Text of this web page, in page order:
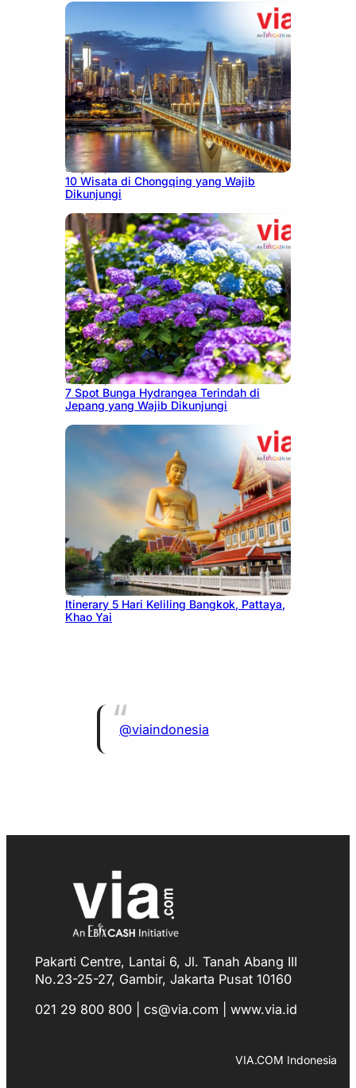
July 30, 2026
10 Wisata di Chongqing yang Wajib
Dikunjungi
July 23, 2026
7 Spot Bunga Hydrangea Terindah di
Jepang yang Wajib Dikunjungi
July 20, 2026
Itinerary 5 Hari Keliling Bangkok, Pattaya,
Khao Yai
@viaindonesia
Pakarti Centre, Lantai 6, Jl. Tanah Abang III
No.23-25-27, Gambir, Jakarta Pusat 10160
021 29 800 800 | cs@via.com | www.via.id
VIA.COM Indonesia